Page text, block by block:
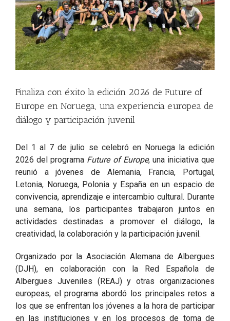
Finaliza con éxito la edición 2026 de Future of
Europe en Noruega, una experiencia europea de
diálogo y participación juvenil
Del 1 al 7 de julio se celebró en Noruega la edición
2026 del programa Future of Europe, una iniciativa que
reunió a jóvenes de Alemania, Francia, Portugal,
Letonia, Noruega, Polonia y España en un espacio de
convivencia, aprendizaje e intercambio cultural. Durante
una semana, los participantes trabajaron juntos en
actividades destinadas a promover el diálogo, la
creatividad, la colaboración y la participación juvenil.
Organizado por la Asociación Alemana de Albergues
(DJH), en colaboración con la Red Española de
Albergues Juveniles (REAJ) y otras organizaciones
europeas, el programa abordó los principales retos a
los que se enfrentan los jóvenes a la hora de participar
en las instituciones y en los procesos de toma de